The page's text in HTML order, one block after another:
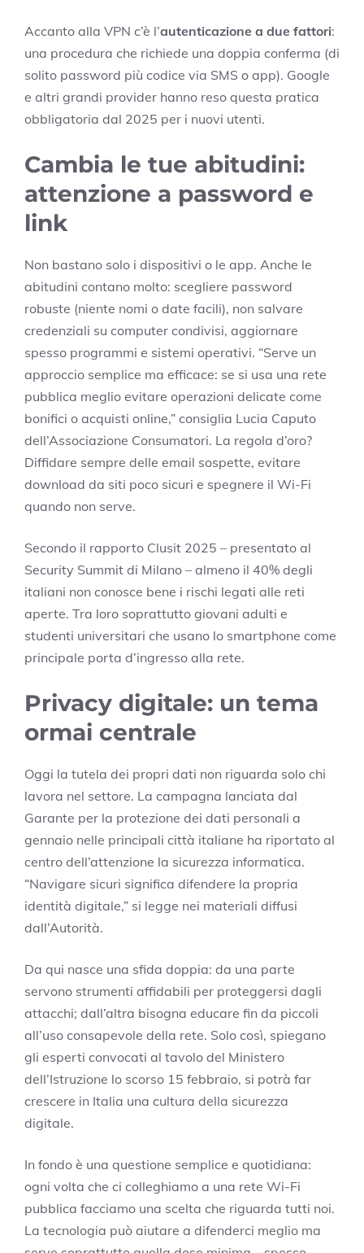
Accanto alla VPN c’è l’autenticazione a due fattori:
una procedura che richiede una doppia conferma (di
solito password più codice via SMS o app). Google
e altri grandi provider hanno reso questa pratica
obbligatoria dal 2025 per i nuovi utenti.
Cambia le tue abitudini:
attenzione a password e
link
Non bastano solo i dispositivi o le app. Anche le
abitudini contano molto: scegliere password
robuste (niente nomi o date facili), non salvare
credenziali su computer condivisi, aggiornare
spesso programmi e sistemi operativi. “Serve un
approccio semplice ma efficace: se si usa una rete
pubblica meglio evitare operazioni delicate come
bonifici o acquisti online,” consiglia Lucia Caputo
dell’Associazione Consumatori. La regola d’oro?
Diffidare sempre delle email sospette, evitare
download da siti poco sicuri e spegnere il Wi-Fi
quando non serve.
Secondo il rapporto Clusit 2025 – presentato al
Security Summit di Milano – almeno il 40% degli
italiani non conosce bene i rischi legati alle reti
aperte. Tra loro soprattutto giovani adulti e
studenti universitari che usano lo smartphone come
principale porta d’ingresso alla rete.
Privacy digitale: un tema
ormai centrale
Oggi la tutela dei propri dati non riguarda solo chi
lavora nel settore. La campagna lanciata dal
Garante per la protezione dei dati personali a
gennaio nelle principali città italiane ha riportato al
centro dell’attenzione la sicurezza informatica.
“Navigare sicuri significa difendere la propria
identità digitale,” si legge nei materiali diffusi
dall’Autorità.
Da qui nasce una sfida doppia: da una parte
servono strumenti affidabili per proteggersi dagli
attacchi; dall’altra bisogna educare fin da piccoli
all’uso consapevole della rete. Solo così, spiegano
gli esperti convocati al tavolo del Ministero
dell’Istruzione lo scorso 15 febbraio, si potrà far
crescere in Italia una cultura della sicurezza
digitale.
In fondo è una questione semplice e quotidiana:
ogni volta che ci colleghiamo a una rete Wi-Fi
pubblica facciamo una scelta che riguarda tutti noi.
La tecnologia può aiutare a difenderci meglio ma